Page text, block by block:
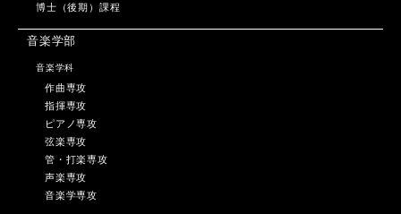
博士（後期）課程
音楽学部
音楽学科
作曲専攻
指揮専攻
ピアノ専攻
弦楽専攻
管・打楽専攻
声楽専攻
音楽学専攻